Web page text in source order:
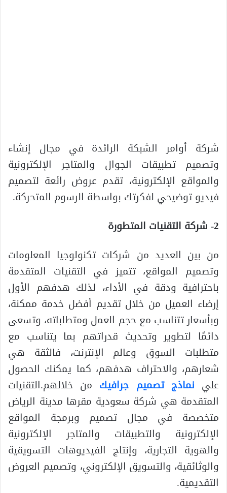
شركة أوامر الشبكة الرائدة في مجال إنشاء
وتصميم تطبيقات الجوال والمتاجر الإلكترونية
والمواقع الإلكترونية، تقدم عروض رائعة لتصميم
فيديو توضيحي لفكرتك بواسطة الرسوم المتحركة.
2- شركة التقنيات المتطورة
من بين العديد من شركات تكنولوجيا المعلومات
وتصميم المواقع، تتميز في التقنيات المتقدمة
باحترافية ودقة في الأداء، لذلك هدفهم الأول
إرضاء العميل من خلال تقديم أفضل خدمة ممكنة،
وبأسعار تتناسب مع حجم العمل ومتطلباته، وتسعى
دائمًا لتطوير وتحديث قدراتهم بما يتناسب مع
متطلبات السوق وعالم الإنترنت، فالثقة هي
شعارهم، والاحتراف هدفهم، كما يمكنك الحصول
علي نماذج تصميم جرافيك من خلالهم.التقنيات
المتقدمة هي شركة سعودية مقرها مدينة الرياض
متخصصة في مجال تصميم وبرمجة المواقع
الإلكترونية والتطبيقات والمتاجر الإلكترونية
والهوية التجارية، وإنتاج الفيديوهات التسويقية
والوثائقية، والتسويق الإلكتروني، وتصميم العروض
التقديمية.